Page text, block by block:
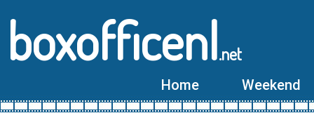
boxofficenl.net
Home Weekend